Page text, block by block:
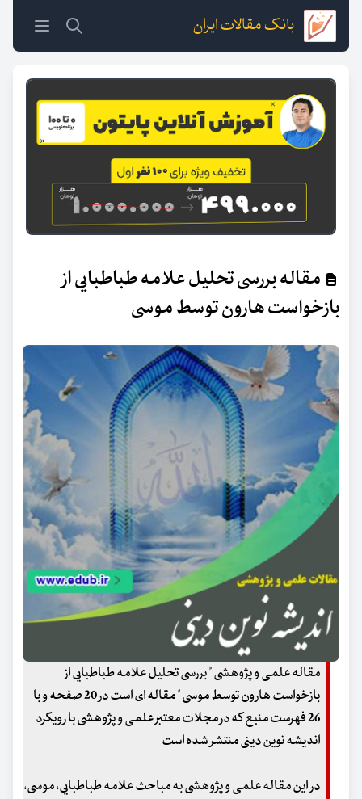
بانک مقالات ایران
مقاله بررسی تحلیل علامه طباطبایی از
بازخواست هارون توسط موسی
مقاله علمی و پژوهشی "بررسی تحلیل علامه طباطبایی از
بازخواست هارون توسط موسی
" مقاله ای است در 20 صفحه و با
26 فهرست منبع که در مجلات معتبر علمی و پژوهشی با رویکرد
اندیشه نوین دینی منتشر شده است
در این مقاله علمی و پژوهشی به مباحثعلامه طباطبایی، موسی،